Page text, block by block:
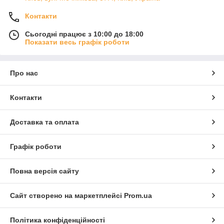
Контакти
Сьогодні працює з 10:00 до 18:00
Показати весь графік роботи
Про нас
Контакти
Доставка та оплата
Графік роботи
Повна версія сайту
Сайт створено на маркетплейсі Prom.ua
Політика конфіденційності